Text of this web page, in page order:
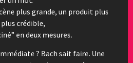
plus grande, un produit plus
crédible,
en deux mesures.
? Bach sait faire. Une